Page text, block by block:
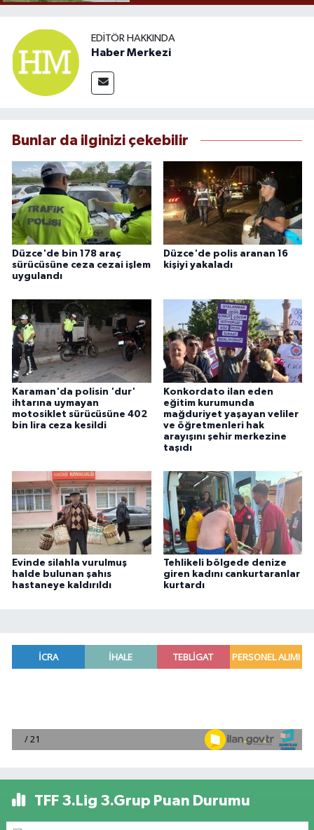
EDITÖR HAKKINDA
Haber Merkezi
Bunlar da ilginizi çekebilir
Düzce'de bin 178 araç
sürücüsüne ceza cezai işlem
uygulandı
Düzce'de polis aranan 16
kişiyi yakaladı
Karaman'da polisin 'dur'
ihtarına uymayan
motosiklet sürücüsüne 402
bin lira ceza kesildi
Konkordato ilan eden
eğitim kurumunda
mağduriyet yaşayan veliler
ve öğretmenleri hak
arayışını şehir merkezine
taşıdı
Evinde silahla vurulmuş
halde bulunan şahıs
hastaneye kaldırıldı
Tehlikeli bölgede denize
giren kadını cankurtaranlar
kurtardı
TFF 3.Lig 3.Grup Puan Durumu